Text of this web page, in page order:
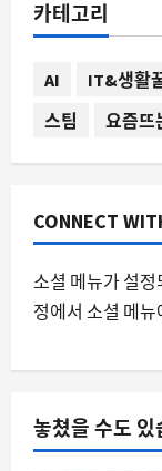
카테고리
AI IT&생활
스팀
요즘뜨
CONNECT
소셜 메뉴가 설
정에서 소셜 메
놓쳤을 수도 있